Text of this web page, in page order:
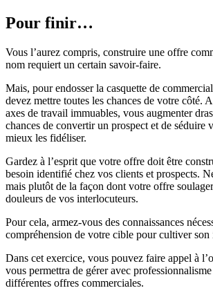
Pour finir…
Vous l’aurez compris, construire une offre
nom requiert un certain savoir-faire.
Mais, pour endosser la casquette de
devez mettre toutes les chances de votre côté.
axes de travail immuables, vous augmenter
chances de convertir un prospect et de séduire
mieux les fidéliser.
Gardez à l’esprit que votre offre doit être
besoin identifié chez vos clients et prospects.
mais plutôt de la façon dont votre offre
douleurs de vos interlocuteurs.
Pour cela, armez-vous des connaissances
compréhension de votre cible pour cultiver son
Dans cet exercice, vous pouvez faire appel à
vous permettra de gérer avec
différentes offres commerciales.